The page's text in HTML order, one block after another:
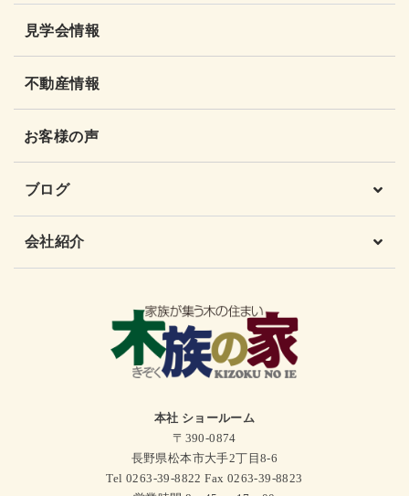
見学会情報
不動産情報
お客様の声
ブログ
会社紹介
本社 ショールーム
〒390-0874
長野県松本市大手2丁目8-6
Tel 0263-39-8822 Fax 0263-39-8823